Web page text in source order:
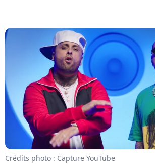
Crédits photo : Capture YouTube